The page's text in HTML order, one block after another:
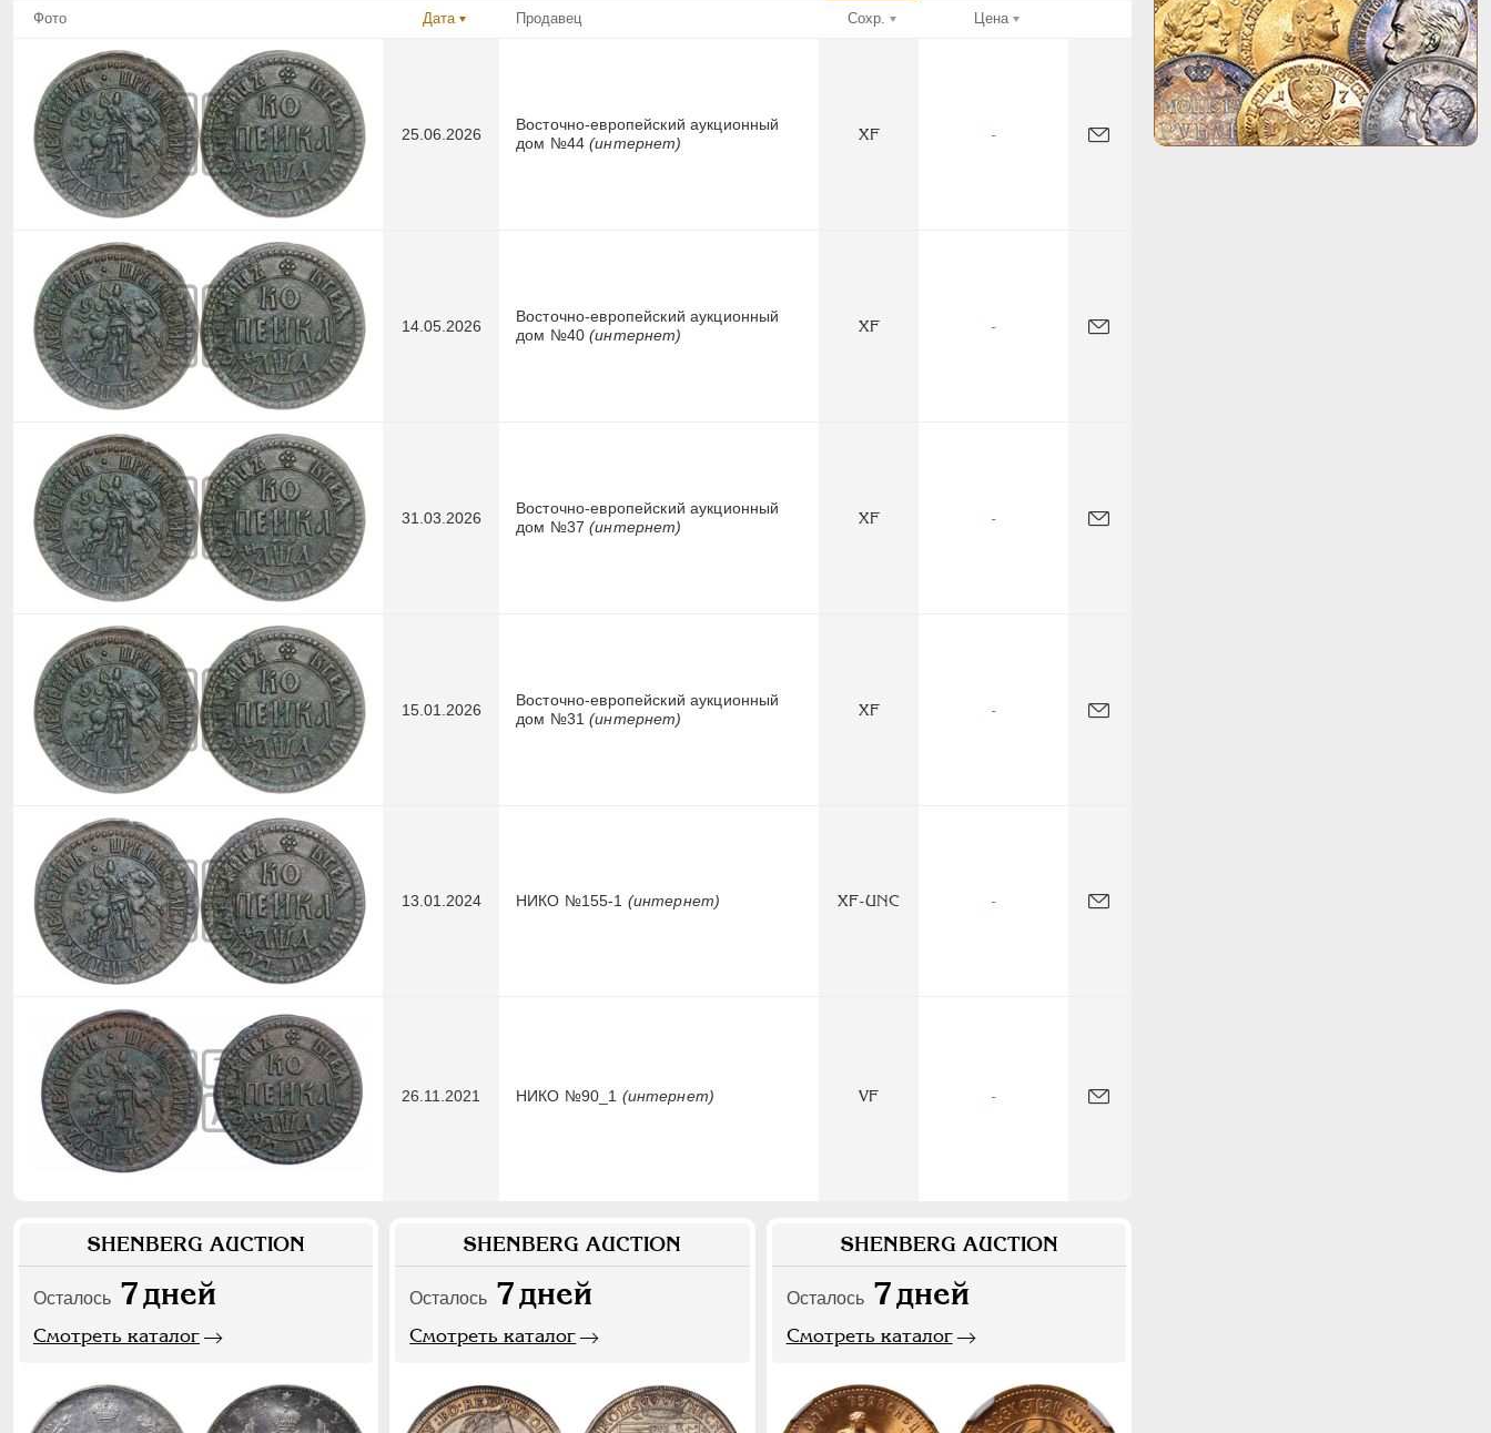
Фото Дата Продавец Сохр. Цена
25.06.2026
Восточно-европейский аукционный
дом №44(интернет)
XF -
14.05.2026
Восточно-европейский аукционный
дом №40(интернет)
XF -
31.03.2026
Восточно-европейский аукционный
дом №37(интернет)
XF -
15.01.2026
Восточно-европейский аукционный
дом №31(интернет)
XF -
13.01.2024 НИКО №155-1 (интернет) XF-UNC -
26.11.2021 НИКО №90_1 (интернет) VF -
SHENBERG AUCTION
Осталось 7дней
Смотреть каталог
SHENBERG AUCTION
Осталось 7дней
Смотреть каталог
SHENBERG AUCTION
Осталось 7дней
Смотреть каталог